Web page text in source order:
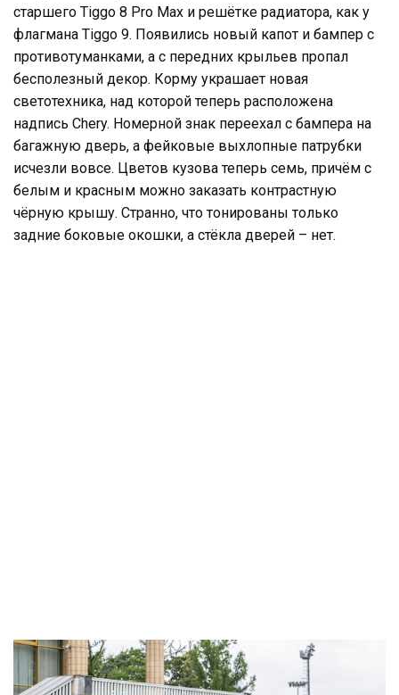
старшего Tiggo 8 Pro Max и решётке радиатора, как у
флагмана Tiggo 9. Появились новый капот и бампер с
противотуманками, а с передних крыльев пропал
бесполезный декор. Корму украшает новая
светотехника, над которой теперь расположена
надпись Chery. Номерной знак переехал с бампера на
багажную дверь, а фейковые выхлопные патрубки
исчезли вовсе. Цветов кузова теперь семь, причём с
белым и красным можно заказать контрастную
чёрную крышу. Странно, что тонированы только
задние боковые окошки, а стёкла дверей – нет.